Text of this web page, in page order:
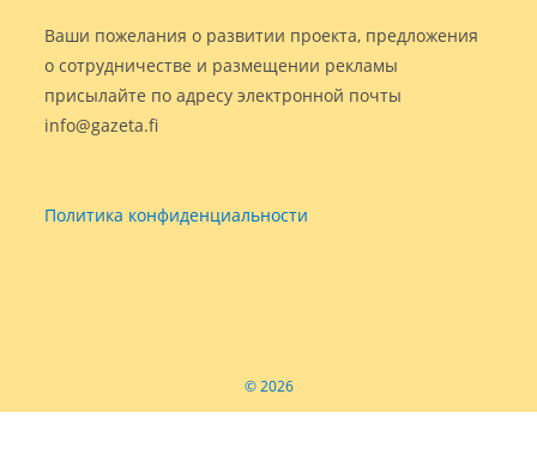
Ваши пожелания о развитии проекта, предложения
о сотрудничестве и размещении рекламы
присылайте по адресу электронной почты
info@gazeta.fi
Политика конфиденциальности
© 2026